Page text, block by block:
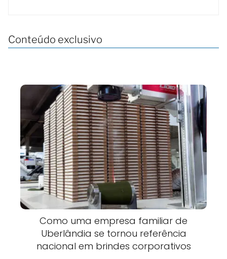
Conteúdo exclusivo
Como uma empresa familiar de
Uberlândia se tornou referência
nacional em brindes corporativos